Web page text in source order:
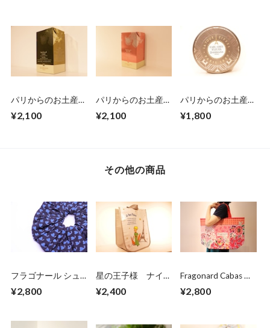
パリからのお土産
Frères アイスティー
¥2,100
パリからのお土産
Frères アイスティー
¥2,100
パリからのお土産
Frères 缶入アールグ
¥1,800
その他の商品
フラゴナール シュ
ート
¥2,800
星の王子様 ナイロ
ワイト
¥2,400
Fragonard Cabas バ
レッド
¥2,800